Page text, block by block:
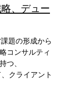
、デュー
題の形成から
コンサルティ
つ、
クライアント